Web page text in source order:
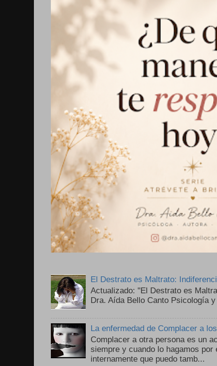
El Destrato es Maltrato:
Actualizado: "El Destrato es
Dra. Aída Bello Canto Psicología
La enfermedad de Complacer a
Complacer a otra persona es un
siempre y cuando lo hagamos por
internamente que puedo tamb...